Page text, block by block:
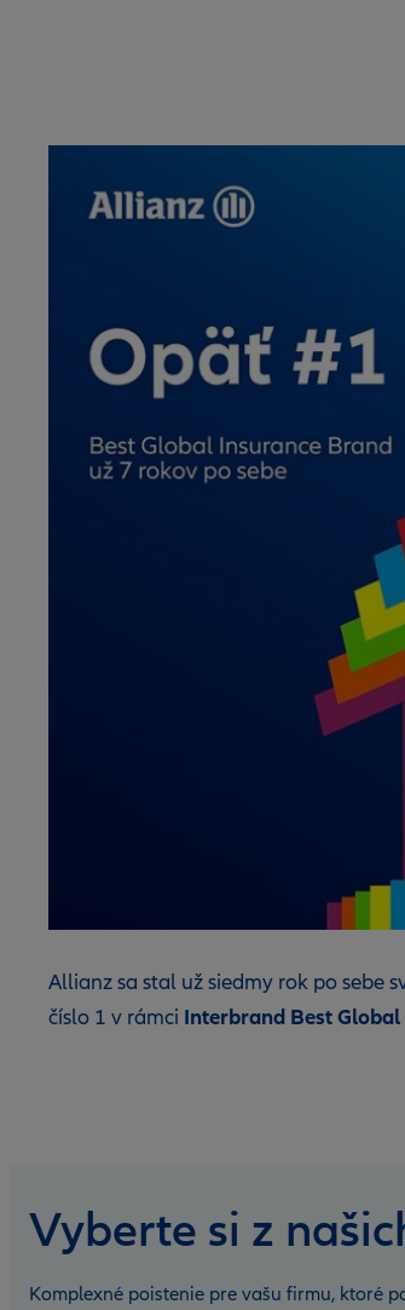
Allianz sa stal už siedmy rok po sebe
číslo 1 v rámci Interbrand Best
Vyberte si z
Komplexné poistenie pre vašu firmu, ktoré